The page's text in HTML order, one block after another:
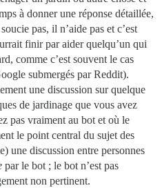
à donner une réponse détaillée,
pas, il n’aide pas et c’est
finir par aider quelqu’un qui
comme c’est souvent le cas
submergés par Reddit).
une discussion sur quelque
de jardinage que vous avez
pas vraiment au bot et où le
le point central du sujet des
une discussion entre personnes
par le bot ; le bot n’est pas
non pertinent.